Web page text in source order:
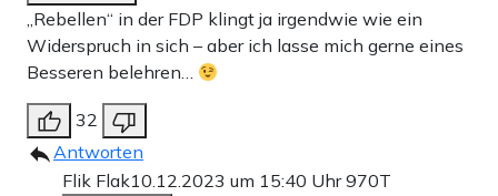
„Rebellen“ in der FDP klingt ja irgendwie wie ein
Widerspruch in sich – aber ich lasse mich gerne eines
Besseren belehren…
32
Antworten
Flik Flak10.12.2023 um 15:40 Uhr970T